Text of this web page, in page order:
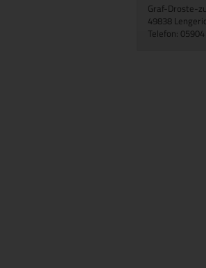
Graf-Droste-
49838
Telefon: